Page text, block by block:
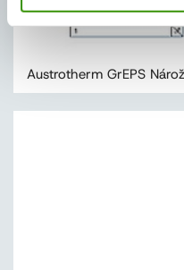
Austrotherm GrEPS